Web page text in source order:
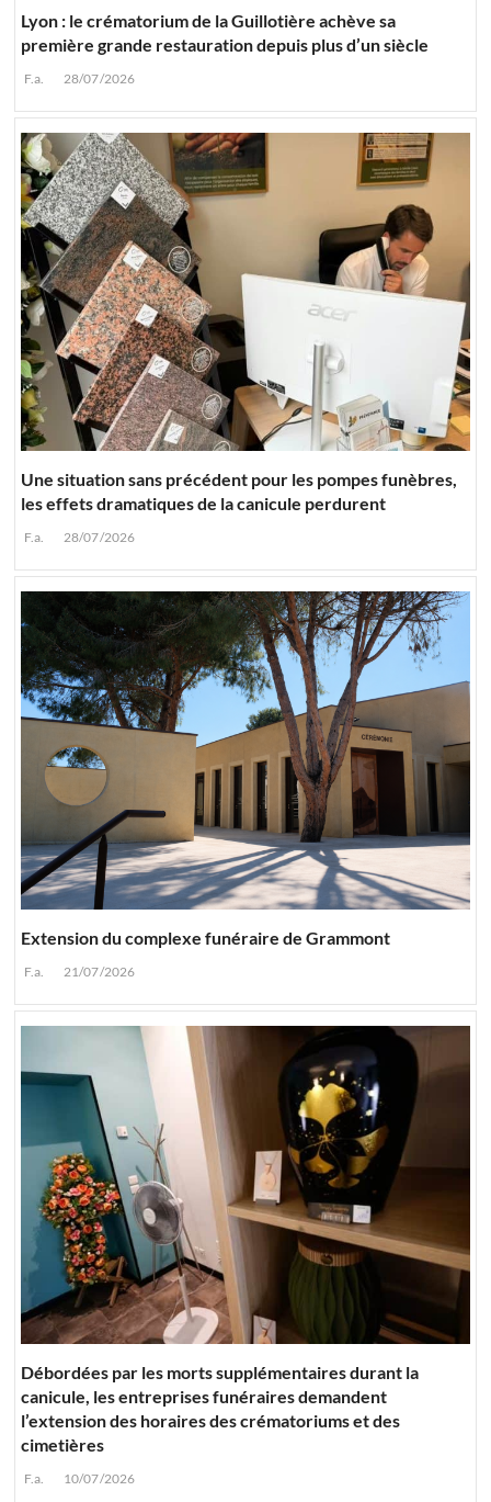
Lyon : le crématorium de la Guillotière achève sa
première grande restauration depuis plus d’un siècle
F.a. 28/07/2026
Une situation sans précédent pour les pompes funèbres,
les effets dramatiques de la canicule perdurent
F.a. 28/07/2026
Extension du complexe funéraire de Grammont
F.a. 21/07/2026
Débordées par les morts supplémentaires durant la
canicule, les entreprises funéraires demandent
l’extension des horaires des crématoriums et des
cimetières
F.a. 10/07/2026